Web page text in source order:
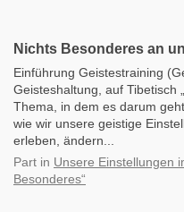
Nichts Besonderes an
Einführung Geistestraining
Geisteshaltung, auf Tibetisch
Thema, in dem es darum
wie wir unsere geistige
erleben, ändern...
Part in Unsere Einstellungen
Besonderes“